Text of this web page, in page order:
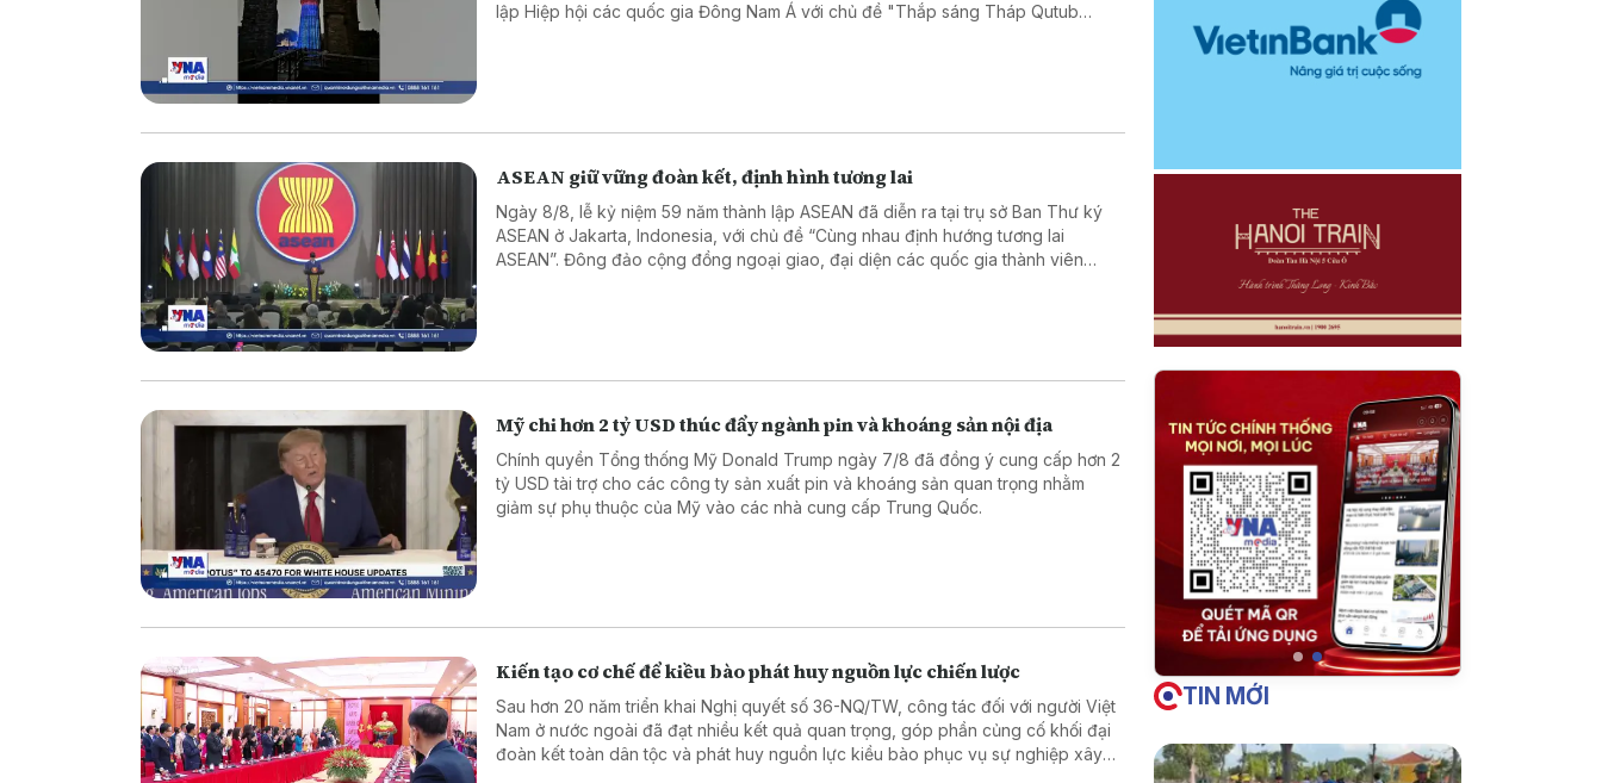
lập Hiệp hội các quốc gia Đông Nam Á với chủ đề "Thắp sáng Tháp Qutub
ASEAN giữ vững đoàn kết, định hình tương lai
Ngày 8/8, lễ kỷ niệm 59 năm thành lập ASEAN đã diễn ra tại trụ sở Ban Thư ký
ASEAN ở Jakarta, Indonesia, với chủ đề “Cùng nhau định hướng tương lai
ASEAN”. Đông đảo cộng đồng ngoại giao, đại diện các quốc gia thành viên
Mỹ chi hơn 2 tỷ USD thúc đẩy ngành pin và khoáng sản nội địa
Chính quyền Tổng thống Mỹ Donald Trump ngày 7/8 đã đồng ý cung cấp hơn 2
tỷ USD tài trợ cho các công ty sản xuất pin và khoáng sản quan trọng nhằm
giảm sự phụ thuộc của Mỹ vào các nhà cung cấp Trung Quốc.
Kiến tạo cơ chế để kiều bào phát huy nguồn lực chiến lược
Sau hơn 20 năm triển khai Nghị quyết số 36-NQ/TW, công tác đối với người Việt
Nam ở nước ngoài đã đạt nhiều kết quả quan trọng, góp phần củng cố khối đại
đoàn kết toàn dân tộc và phát huy nguồn lực kiều bào phục vụ sự nghiệp xây
TIN MỚI